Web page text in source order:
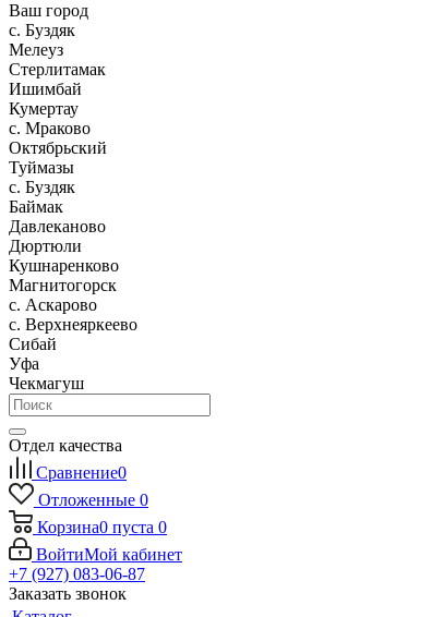
Ваш город
c. Буздяк
Мелеуз
Стерлитамак
Ишимбай
Кумертау
c. Мраково
Октябрьский
Туймазы
c. Буздяк
Баймак
Давлеканово
Дюртюли
Кушнаренково
Магнитогорск
с. Аскарово
с. Верхнеяркеево
Сибай
Уфа
Чекмагуш
Отдел качества
Сравнение0
Отложенные 0
Корзина0 пуста 0
ВойтиМой кабинет
+7 (927) 083-06-87
Заказать звонок